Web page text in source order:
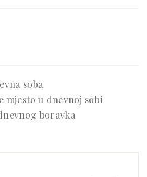
soba
mjesto u dnevnoj sobi
boravka